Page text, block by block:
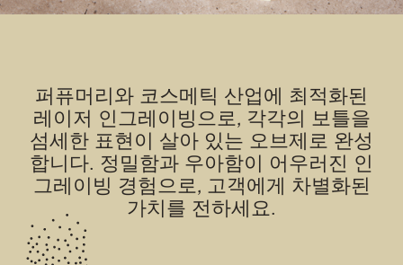
퍼퓨머리와 코스메틱 산업에 최적화된
레이저 인그레이빙으로, 각각의 보틀을
섬세한 표현이 살아 있는 오브제로 완성
합니다. 정밀함과 우아함이 어우러진 인
그레이빙 경험으로, 고객에게 차별화된
가치를 전하세요.